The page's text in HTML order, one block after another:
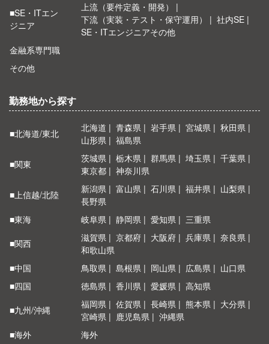
■SE・ITエン
ジニア
上流（要件定義・開発）
下流（実装・テスト・保守運用）
社内SE
SE・ITエンジニアその他
金融系専門職
その他
勤務地から探す
■北海道/東北 北海道 青森県 岩手県 宮城県
秋田県
山形県
福島県
■関東
茨城県 栃木県 群馬県 埼玉県
千葉県
東京都
神奈川県
■上信越/北陸
新潟県 富山県 石川県 福井県
山梨県
長野県
■東海
岐阜県 静岡県 愛知県
三重県
■関西
滋賀県 京都府 大阪府 兵庫県
奈良県
和歌山県
■中国
鳥取県 島根県 岡山県 広島県
山口県
■四国
徳島県 香川県 愛媛県
高知県
■九州/沖縄
福岡県 佐賀県 長崎県 熊本県
大分県
宮崎県
鹿児島県
沖縄県
■海外
海外